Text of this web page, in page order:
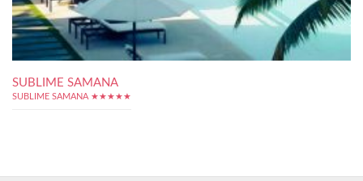
SUBLIME SAMANA
SUBLIME SAMANA ★★★★★